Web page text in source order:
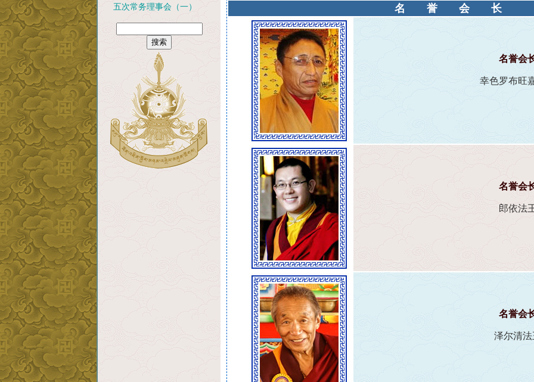
五次常务理事会（一）
名誉会长
名誉会
幸色罗布旺
名誉会
郎依法
名誉会
泽尔清法